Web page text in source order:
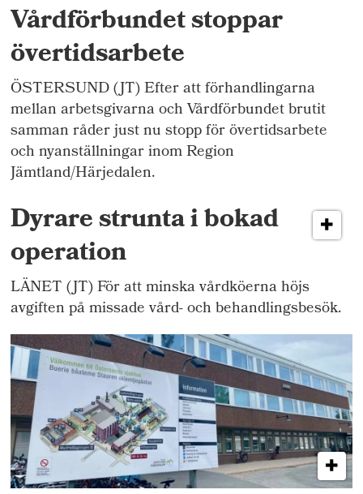
Vårdförbundet stoppar
övertidsarbete
ÖSTERSUND (JT) Efter att förhandlingarna
mellan arbetsgivarna och Vårdförbundet brutit
samman råder just nu stopp för övertidsarbete
och nyanställningar inom Region
Jämtland/Härjedalen.
Dyrare strunta i bokad
operation
LÄNET (JT) För att minska vårdköerna höjs
avgiften på missade vård- och behandlingsbesök.